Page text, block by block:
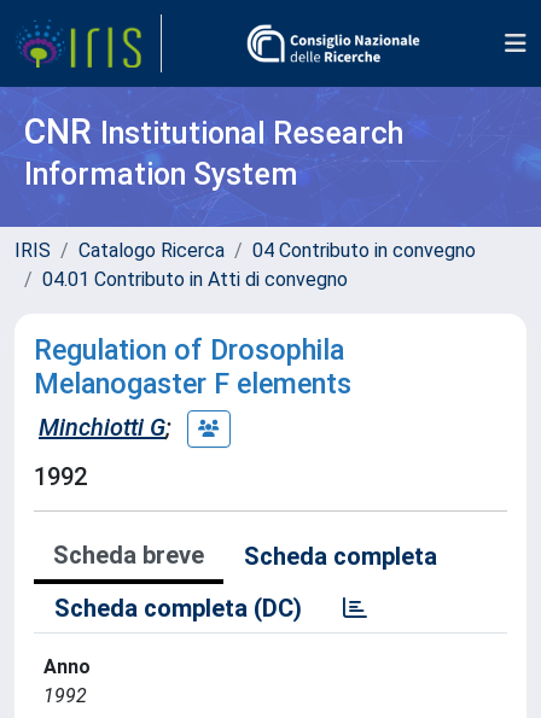
CNR Institutional Research
Information System
IRIS Catalogo Ricerca
04 Contributo in convegno
04.01 Contributo in Atti di convegno
Regulation of Drosophila
Melanogaster F elements
Minchiotti G;
1992
Scheda breve
Scheda completa
Scheda completa (DC)
Anno
1992